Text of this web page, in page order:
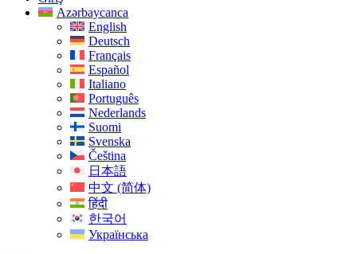
Azərbaycanca
English
Deutsch
Français
Español
Italiano
Português
Nederlands
Suomi
Svenska
Čeština
日本語
中文 (简体)
हिंदी
한국어
Українська